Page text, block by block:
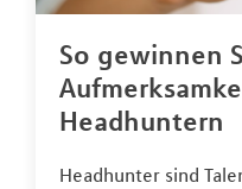
So gewinnen
Headhuntern
Headhunter sind